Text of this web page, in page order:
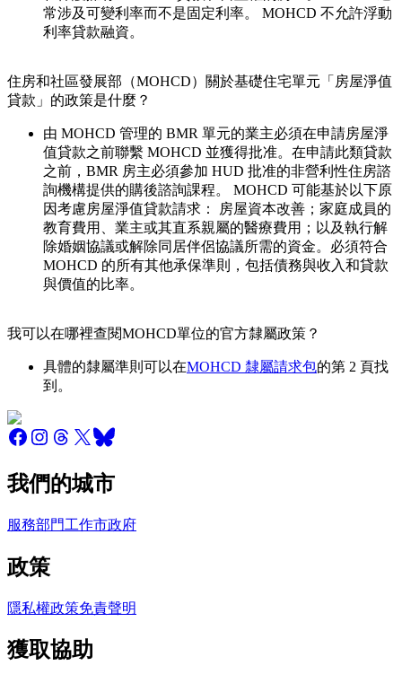
常涉及可變利率而不是固定利率。 MOHCD 不允許浮動
利率貸款融資。
住房和社區發展部（MOHCD）關於基礎住宅單元「房屋淨值
貸款」的政策是什麼？
由 MOHCD 管理的 BMR 單元的業主必須在申請房屋淨
值貸款之前聯繫 MOHCD 並獲得批准。在申請此類貸款
之前，BMR 房主必須參加 HUD 批准的非營利性住房諮
詢機構提供的購後諮詢課程。 MOHCD 可能基於以下原
因考慮房屋淨值貸款請求： 房屋資本改善；家庭成員的
教育費用、業主或其直系親屬的醫療費用；以及執行解
除婚姻協議或解除同居伴侶協議所需的資金。必須符合
MOHCD 的所有其他承保準則，包括債務與收入和貸款
與價值的比率。
我可以在哪裡查閱MOHCD單位的官方隸屬政策？
具體的隸屬準則可以在MOHCD 隸屬請求包的第 2 頁找
到。
我們的城市
服務部門工作市政府
政策
隱私權政策免責聲明
獲取協助